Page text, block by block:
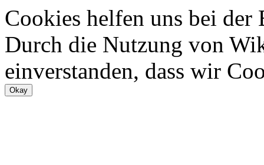
Cookies helfen uns bei
Durch die Nutzung von
einverstanden, dass wir